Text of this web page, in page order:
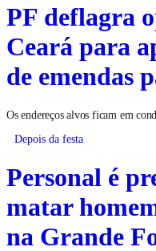
PF deflagra
Ceará para
de emendas
Os endereços alvos ficam em
Depois da festa
Personal é
matar
na Grande